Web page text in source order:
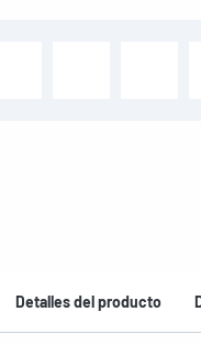
Detalles del producto